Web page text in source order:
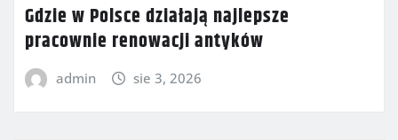
Gdzie w Polsce działają najlepsze
pracownie renowacji antyków
admin sie 3, 2026